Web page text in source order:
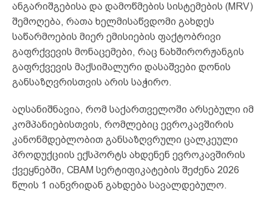
ანგარიშგებისა და დამოწმების სისტემების (MRV)
შემოღება, რათა ხელმისაწვდომი გახდეს
საწარმოების მიერ ემისიების ფაქტობრივი
გაფრქვევის მონაცემები, რაც ნახშირორჟანგის
გაფრქვევის მაქსიმალური დასაშვები დონის
განსაზღვრისთვის არის საჭირო.
აღსანიშნავია, რომ საქართველოში არსებული იმ
კომპანიებისთვის, რომლებიც ევროკავშირის
კანონმდებლობით განსაზღვრული ცალკეული
პროდუქციის ექსპორტს ახდენენ ევროკავშირის
ქვეყნებში, CBAM სერტიფიკატების შეძენა 2026
წლის 1 იანვრიდან გახდება სავალდებულო.